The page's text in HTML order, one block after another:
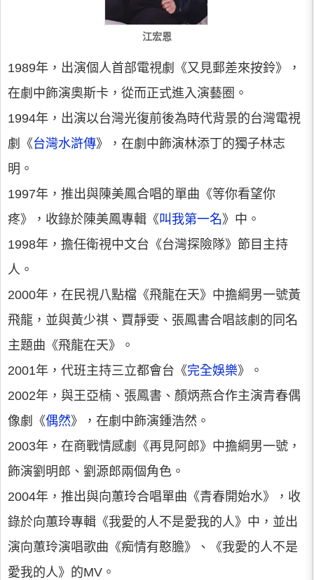
江宏恩
1989年，出演個人首部電視劇《又見郵差來按鈴》，
在劇中飾演奧斯卡，從而正式進入演藝圈。
1994年，出演以台灣光復前後為時代背景的台灣電視
劇《台灣水滸傳》，在劇中飾演林添丁的獨子林志
明。
1997年，推出與陳美鳳合唱的單曲《等你看望你
疼》，收錄於陳美鳳專輯《叫我第一名》中。
1998年，擔任衛視中文台《台灣探險隊》節目主持
人。
2000年，在民視八點檔《飛龍在天》中擔綱男一號黃
飛龍，並與黃少祺、賈靜雯、張鳳書合唱該劇的同名
主題曲《飛龍在天》。
2001年，代班主持三立都會台《完全娛樂》。
2002年，與王亞楠、張鳳書、顏炳燕合作主演青春偶
像劇《偶然》，在劇中飾演鍾浩然。
2003年，在商戰情感劇《再見阿郎》中擔綱男一號，
飾演劉明郎、劉源郎兩個角色。
2004年，推出與向蕙玲合唱單曲《青春開始水》，收
錄於向蕙玲專輯《我愛的人不是愛我的人》中，並出
演向蕙玲演唱歌曲《痴情有憨膽》、《我愛的人不是
愛我的人》的MV。